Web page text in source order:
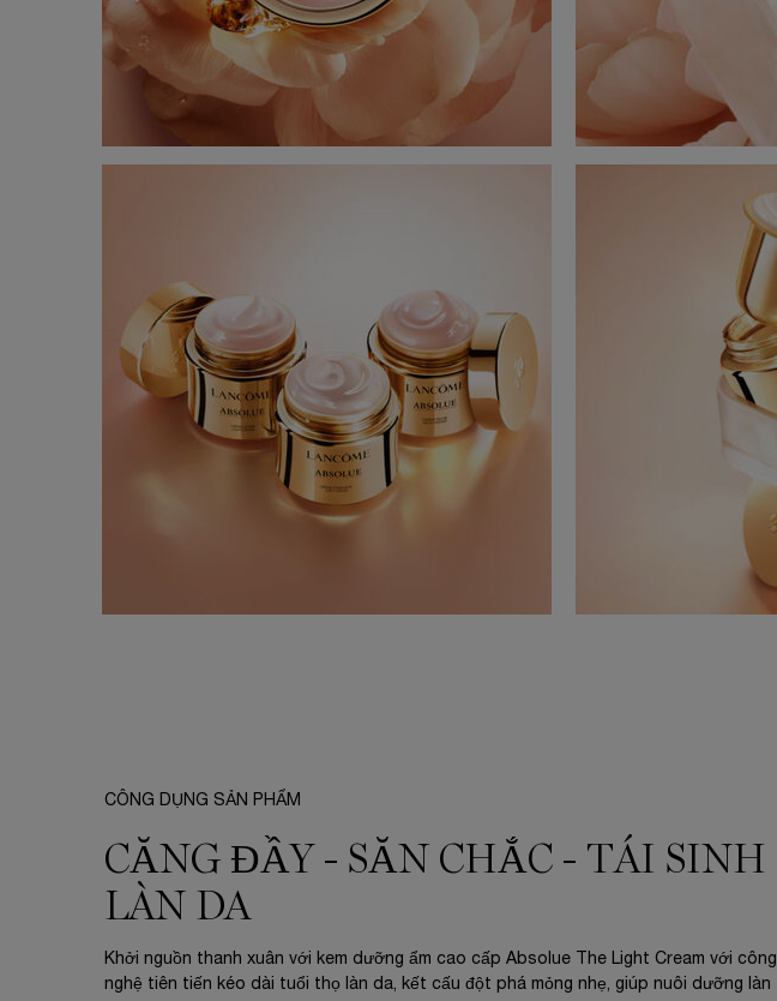
CÔNG DỤNG SẢN PHẨMCÔNG DỤNG SẢN PHẨM
CĂNG ĐẦY - SĂN CHẮC - TÁI SINH
LÀN DA
Khởi nguồn thanh xuân với kem dưỡng ẩm cao cấp Absolue The Light Cream với công
nghệ tiên tiến kéo dài tuổi thọ làn da, kết cấu đột phá mỏng nhẹ, giúp nuôi dưỡng làn